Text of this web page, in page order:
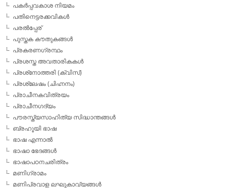
പകര്‍പ്പവകാശ നിയമം
പതിനെട്ടരക്കവികള്‍
പരല്‍പ്പേര്
പുസ്തക കൗതുകങ്ങള്‍
പ്രകരണഗ്രന്ഥം
പ്രശസ്ത അവതാരികകള്‍
പ്രശ്‌നോത്തരി (ക്വിസ്)
പ്രശ്ലേഷം (ചിഹ്നനം)
പ്രാചീനകവിത്രയം
പ്രാചീനഗദ്യം
പൗരസ്ത്യസാഹിത്യ സിദ്ധാന്തങ്ങള്‍
ബ്രഹൂയി ഭാഷ
ഭാഷ എന്നാല്‍
ഭാഷാ ഭേദങ്ങള്‍
ഭാഷാപഠനചരിത്രം
മണിഗ്രാമം
മണിപ്രവാള ലഘുകാവ്യങ്ങള്‍